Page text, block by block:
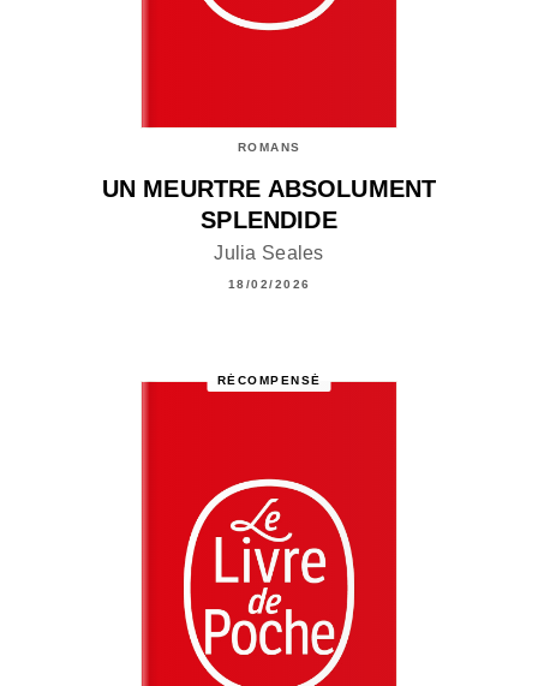
ROMANS
UN MEURTRE ABSOLUMENT
SPLENDIDE
Julia Seales
18/02/2026
RÉCOMPENSÉ